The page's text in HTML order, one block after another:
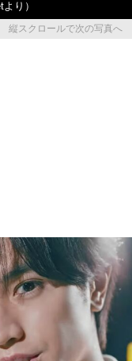
り）
縦スクロールで次の写真へ